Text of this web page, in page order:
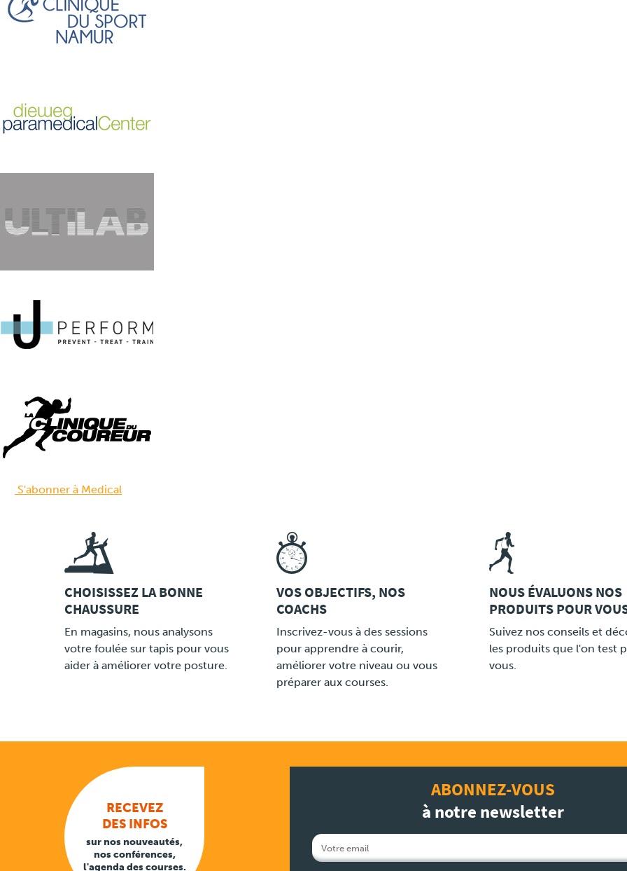
S'abonner à Medical
LINK
CHOISISSEZ LA BONNE
CHAUSSURE
En magasins, nous analysons
votre foulée sur tapis pour vous
aider à améliorer votre posture.
LINK
VOS OBJECTIFS, NOS
COACHS
Inscrivez-vous à des sessions
pour apprendre à courir,
améliorer votre niveau ou vous
préparer aux courses.
LINK
NOUS ÉVALUONS NOS
PRODUITS POUR
Suivez nos conseils et
les produits que l'on test
vous.
RECEVEZ
DES INFOS
sur nos nouveautés,
nos conférences,
l'agenda des courses.
ABONNEZ-VOUS
à notre newsletter